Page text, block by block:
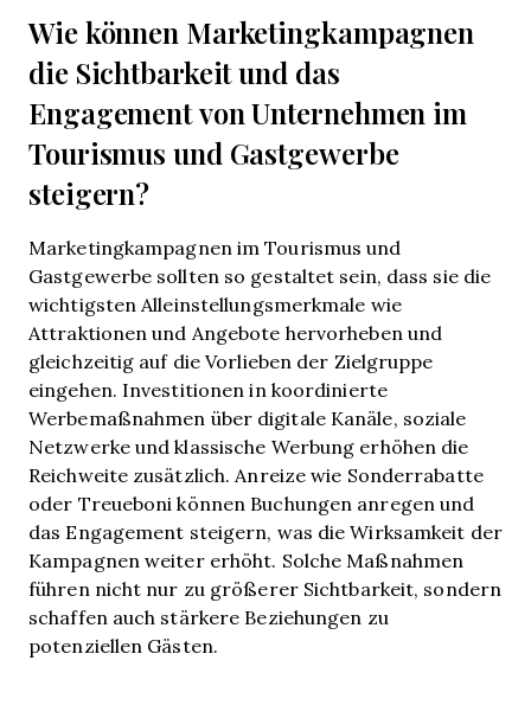
Wie können Marketingkampagnen
die Sichtbarkeit und das
Engagement von Unternehmen im
Tourismus und Gastgewerbe
steigern?
Marketingkampagnen im Tourismus und
Gastgewerbe sollten so gestaltet sein, dass sie die
wichtigsten Alleinstellungsmerkmale wie
Attraktionen und Angebote hervorheben und
gleichzeitig auf die Vorlieben der Zielgruppe
eingehen. Investitionen in koordinierte
Werbemaßnahmen über digitale Kanäle, soziale
Netzwerke und klassische Werbung erhöhen die
Reichweite zusätzlich. Anreize wie Sonderrabatte
oder Treueboni können Buchungen anregen und
das Engagement steigern, was die Wirksamkeit der
Kampagnen weiter erhöht. Solche Maßnahmen
führen nicht nur zu größerer Sichtbarkeit, sondern
schaffen auch stärkere Beziehungen zu
potenziellen Gästen.